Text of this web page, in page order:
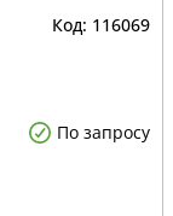
116069
По запросу